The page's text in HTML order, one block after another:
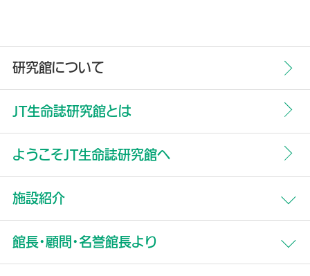
研究館について
JT生命誌研究館とは
ようこそJT生命誌研究館へ
施設紹介
館長・顧問・名誉館長より